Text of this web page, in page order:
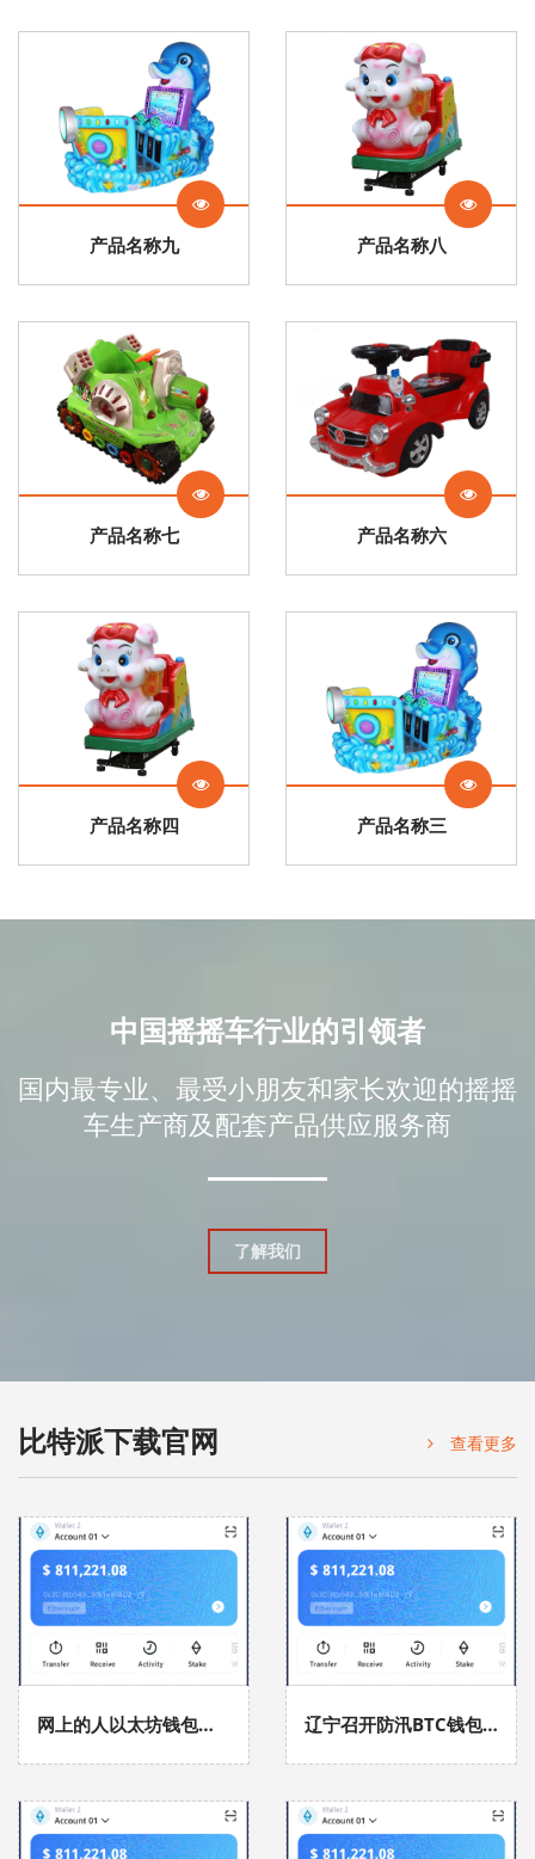
产品名称九 产品名称八
产品名称七 产品名称六
产品名称四 产品名称三
中国摇摇车行业的引领者
国内最专业、最受小朋友和家长欢迎的摇摇
车生产商及配套产品供应服务商
了解我们
比特派下载官网 查看更多
网上的人以太坊钱包民日报 辽宁召开防汛BTC钱包工作视频会议